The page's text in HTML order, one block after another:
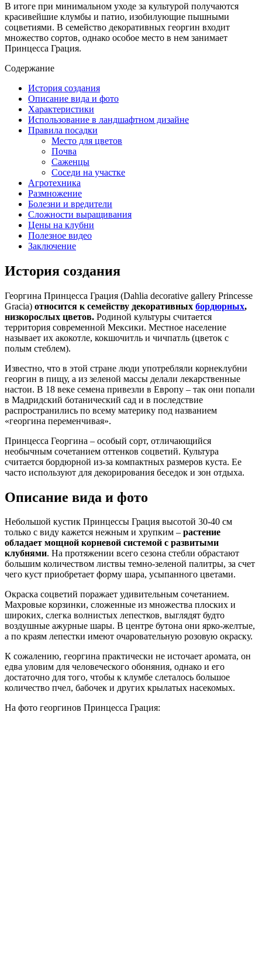
В итоге при минимальном уходе за культурой получаются
красивейшие клумбы и патио, изобилующие пышными
соцветиями. В семейство декоративных георгин входит
множество сортов, однако особое место в нем занимает
Принцесса Грация.
Содержание
История создания
Описание вида и фото
Характеристики
Использование в ландшафтном дизайне
Правила посадки
Место для цветов
Почва
Саженцы
Соседи на участке
Агротехника
Размножение
Болезни и вредители
Сложности выращивания
Цены на клубни
Полезное видео
Заключение
История создания
Георгина Принцесса Грация (Dahlia decorative gallery Princesse
Gracia) относится к семейству декоративных бордюрных,
низкорослых цветов. Родиной культуры считается
территория современной Мексики. Местное население
называет их акокотле, кокшочитль и чичпатль (цветок с
полым стеблем).
Известно, что в этой стране люди употребляли корнеклубни
георгин в пищу, а из зеленой массы делали лекарственные
настои. В 18 веке семена привезли в Европу – так они попали
в Мадридский ботанический сад и в последствие
распространились по всему материку под названием
«георгина переменчивая».
Принцесса Георгина – особый сорт, отличающийся
необычным сочетанием оттенков соцветий. Культура
считается бордюрной из-за компактных размеров куста. Ее
часто используют для декорирования беседок и зон отдыха.
Описание вида и фото
Небольшой кустик Принцессы Грация высотой 30-40 см
только с виду кажется нежным и хрупким – растение
обладает мощной корневой системой с развитыми
клубнями. На протяжении всего сезона стебли обрастают
большим количеством листвы темно-зеленой палитры, за счет
чего куст приобретает форму шара, усыпанного цветами.
Окраска соцветий поражает удивительным сочетанием.
Махровые корзинки, сложенные из множества плоских и
широких, слегка волнистых лепестков, выглядят будто
воздушные ажурные шары. В центре бутона они ярко-желтые,
а по краям лепестки имеют очаровательную розовую окраску.
К сожалению, георгина практически не источает аромата, он
едва уловим для человеческого обоняния, однако и его
достаточно для того, чтобы к клумбе слеталось большое
количество пчел, бабочек и других крылатых насекомых.
На фото георгинов Принцесса Грация: